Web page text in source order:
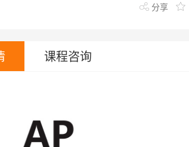
分享
课程咨询